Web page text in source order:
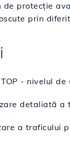
de protecție
prin
- nivelul
detaliată a
a traficului